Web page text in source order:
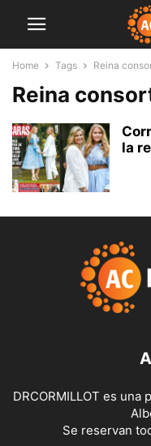
Home Tags Reina
Reina
la
DRCORMILLOT es
Se reservan